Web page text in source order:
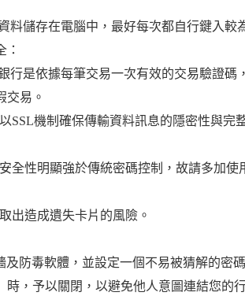
料儲存在電腦中，最好每次都自行鍵入較
：
是依據每筆交易一次有效的交易驗證
交易。
機制確保傳輸資料訊息的隱密性與完
全性明顯強於傳統密碼控制，故請多加
出造成遺失卡片的風險。
防毒軟體，並設定一個不易被猜解的密
，予以關閉，以避免他人意圖連結您的